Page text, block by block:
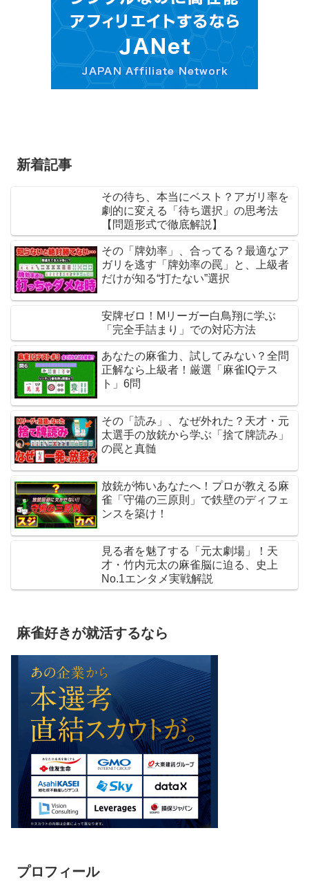
新着記事
その待ち、本当にベスト？アガリ率を
劇的に変える「待ち選択」の思考法
【問題形式で徹底解説】
その「牌効率」、合ってる？最適なア
ガリを逃す「牌効率の罠」と、上級者
だけが知る“打たない”選択
安牌ゼロ！Mリーガー白鳥翔に学ぶ
「完全手詰まり」での対応方法
あなたの麻雀力、試してみない？全問
正解なら上級者！厳選「麻雀IQテス
ト」6問
その「読み」、なぜ外れた？天才・元
太選手の放銃から学ぶ「捨て牌読み」
の罠と真髄
放銃が怖いあなたへ！プロが教える麻
雀「守備の三原則」で鉄壁のディフェ
ンスを築け！
見る者を魅了する「元太劇場」！天
才・竹内元太の麻雀脳に迫る、史上
No.1エンタメ実戦解説
麻雀好きが就活するなら
プロフィール